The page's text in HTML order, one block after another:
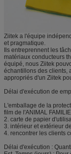
Ziitek a l'équipe
et pragmatique.
Ils entreprennent les
matériaux conducteurs
équipé, nous Ziitek
échantillons des clients,
appropriés d'un Ziitek
Délai d'exécution de
L'emballage de la
film de l'ANIMAL
2. carte de papier
3. intérieur et extérieur
4. rencontrer les clients
Délai d'exécution :